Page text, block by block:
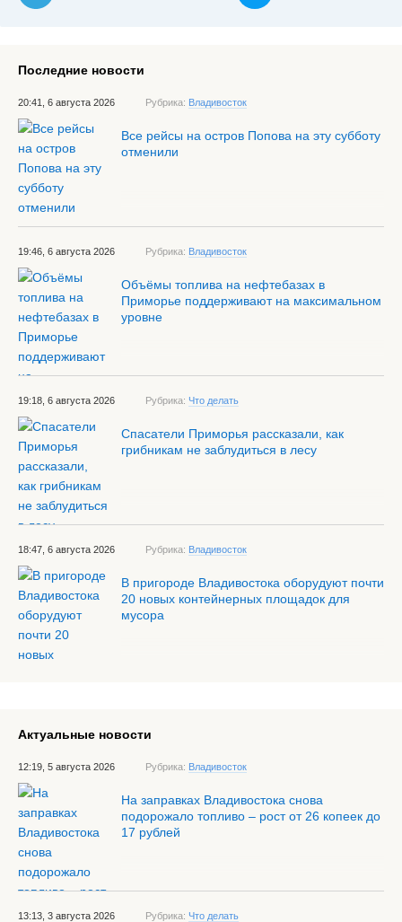
Последние новости
20:41, 6 августа 2026 Рубрика: Владивосток
Все рейсы на остров Попова на эту субботу
отменили
19:46, 6 августа 2026 Рубрика: Владивосток
Объёмы топлива на нефтебазах в
Приморье поддерживают на максимальном
уровне
19:18, 6 августа 2026 Рубрика: Что делать
Спасатели Приморья рассказали, как
грибникам не заблудиться в лесу
18:47, 6 августа 2026 Рубрика: Владивосток
В пригороде Владивостока оборудуют почти
20 новых контейнерных площадок для
мусора
Актуальные новости
12:19, 5 августа 2026 Рубрика: Владивосток
На заправках Владивостока снова
подорожало топливо – рост от 26 копеек до
17 рублей
13:13, 3 августа 2026 Рубрика: Что делать